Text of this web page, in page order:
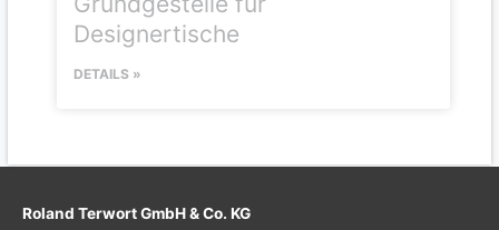
Designertische
DETAILS »
Roland Terwort GmbH & Co. KG